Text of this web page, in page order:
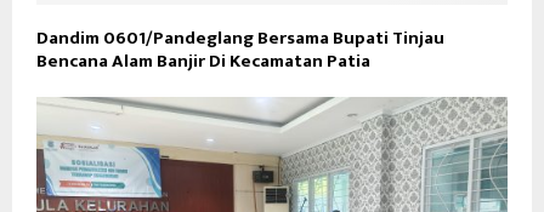
Dandim 0601/Pandeglang Bersama Bupati Tinjau
Bencana Alam Banjir Di Kecamatan Patia